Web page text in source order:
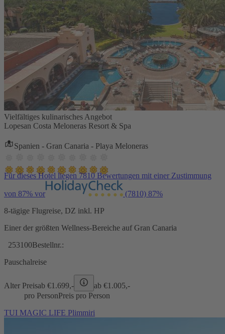
Vielfältiges kulinarisches Angebot
Lopesan Costa Meloneras Resort & Spa
Spanien - Gran Canaria - Playa Meloneras
Für dieses Hotel liegen 7810 Bewertungen mit einer Zustimmung
von 87% vor (7810) 87%
8-tägige Flugreise, DZ inkl. HP
Einer der größten Wellness-Bereiche auf Gran Canaria
253100Bestellnr.:
Pauschalreise
Alter Preisab €1.699,- ab €1.005,-
pro PersonPreis pro Person
TUI MAGIC LIFE Plimmiri